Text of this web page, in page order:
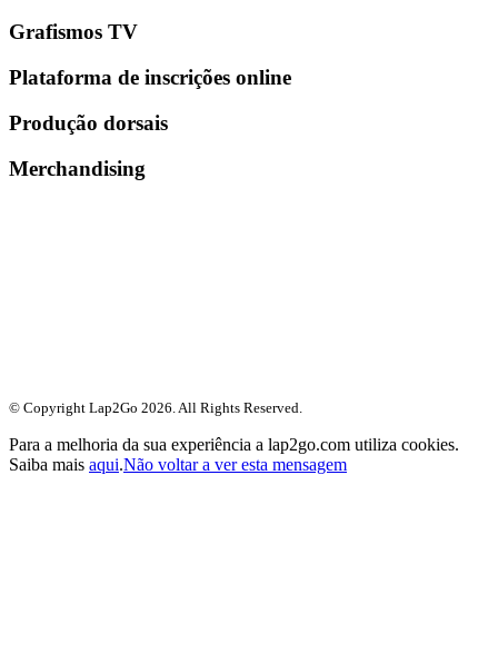
Grafismos TV
Plataforma de inscrições online
Produção dorsais
Merchandising
© Copyright Lap2Go 2026. All Rights Reserved.
Para a melhoria da sua experiência a lap2go.com utiliza cookies.
Saiba mais aqui.Não voltar a ver esta mensagem